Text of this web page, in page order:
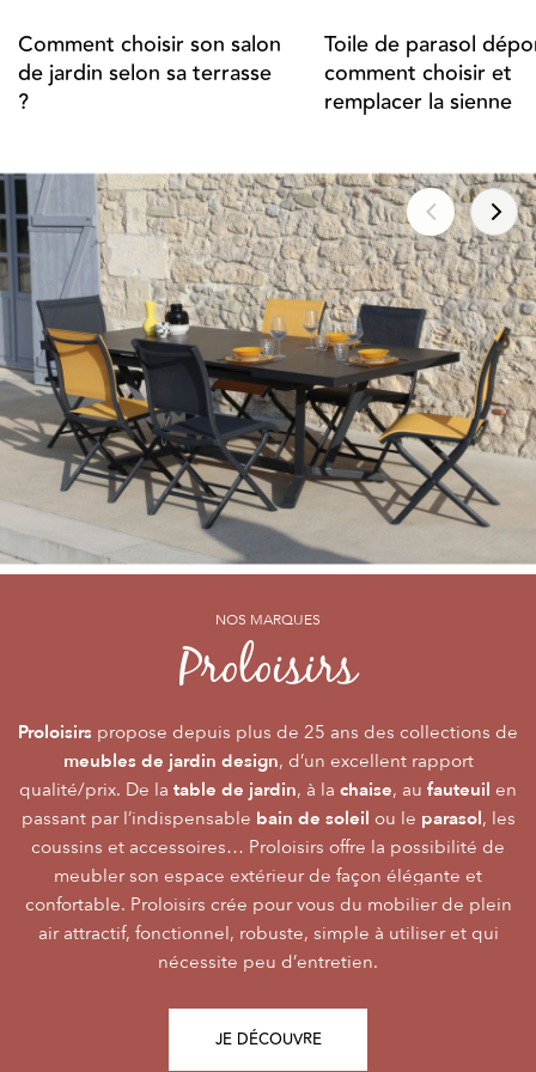
Comment choisir son salon
de jardin selon sa terrasse
?
Toile de parasol
comment choisir et
remplacer la sienne
NOS MARQUES
Proloisirs
Proloisirs propose depuis plus de 25 ans des collections de
meubles de jardin design, d’un excellent rapport
qualité/prix. De la table de jardin, à la chaise, au fauteuil en
passant par l’indispensable bain de soleil ou le parasol, les
coussins et accessoires… Proloisirs offre la possibilité de
meubler son espace extérieur de façon élégante et
confortable. Proloisirs crée pour vous du mobilier de plein
air attractif, fonctionnel, robuste, simple à utiliser et qui
nécessite peu d’entretien.
JE DÉCOUVRE
NOS MARQUES
Océoby PROLOISIRS
Océocrée dumobilier Premium, pour vivre l’extérieur avec
raffinement et participer de façon inoubliable aux grandes
émotions de la vie. Le mobilier Océo, de par la qualité de
ses différents matériaux et de sa fabrication, se joue des
frontières d’usage. Voir sonextérieurcomme une pièce à
part entière nécessite du style et le soin des détails.
L’illustration Océo passe par la qualité desplateaux
Trespa® qui équipent en exclusivité de nombreusestables
de jardinpour un plaisir d’usage durable.
JE DÉCOUVRE
NOS MARQUES
Alizéby PROLOISIRS
Alizéest LA marque du mobilier de jardin contemporain
dont la conception et l’accessibilité du prixfont qu’elle
s’adresse au plus grand nombre.
Le mobilier d’extérieur Alizé apporte un souffle bien
agréable empreint de style, fonctionnalité, facilité
d’utilisation, prix, pour des instantsRepas, Salon,Détente
Alizé est créée pour bien vivre dehors, dans la joie, la
modernité, la simplicité, le plaisir d’être ensemble !
JE DÉCOUVRE